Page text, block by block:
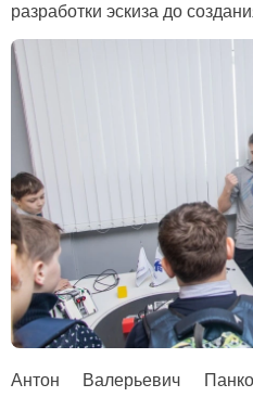
разработки эскиза до
Антон Валерьевич